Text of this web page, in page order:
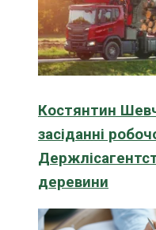
Костянтин
засіданні
деревини